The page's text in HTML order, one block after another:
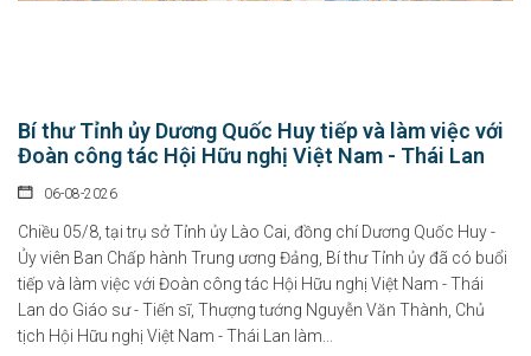
Bí thư Tỉnh ủy Dương Quốc Huy tiếp và làm việc với
Đoàn công tác Hội Hữu nghị Việt Nam - Thái Lan
06-08-2026
Chiều 05/8, tại trụ sở Tỉnh ủy Lào Cai, đồng chí Dương Quốc Huy -
Ủy viên Ban Chấp hành Trung ương Đảng, Bí thư Tỉnh ủy đã có buổi
tiếp và làm việc với Đoàn công tác Hội Hữu nghị Việt Nam - Thái
Lan do Giáo sư - Tiến sĩ, Thượng tướng Nguyễn Văn Thành, Chủ
tịch Hội Hữu nghị Việt Nam - Thái Lan làm...